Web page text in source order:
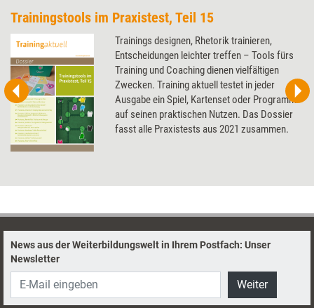
Trainingstools im Praxistest, Teil 15
Trainings designen, Rhetorik trainieren,
Entscheidungen leichter treffen – Tools fürs
Training und Coaching dienen vielfältigen
Zwecken. Training aktuell testet in jeder
Ausgabe ein Spiel, Kartenset oder Programm
auf seinen praktischen Nutzen. Das Dossier
fasst alle Praxistests aus 2021 zusammen.
News aus der Weiterbildungswelt in Ihrem Postfach: Unser
Newsletter
Weiter